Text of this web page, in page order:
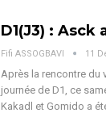
D1(J3) :
Fifi ASSOGBAVI 11
Après la rencontre du
journée de D1, ce
Kakadl et Gomido a